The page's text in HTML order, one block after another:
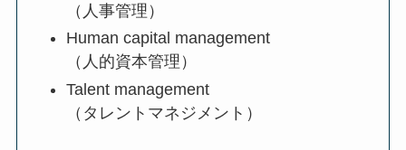
（人事管理）
Human capital management
（人的資本管理）
Talent management
（タレントマネジメント）